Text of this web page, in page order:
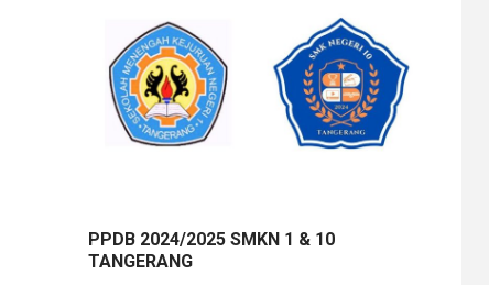
PPDB 2024/2025 SMKN 1 & 10
TANGERANG